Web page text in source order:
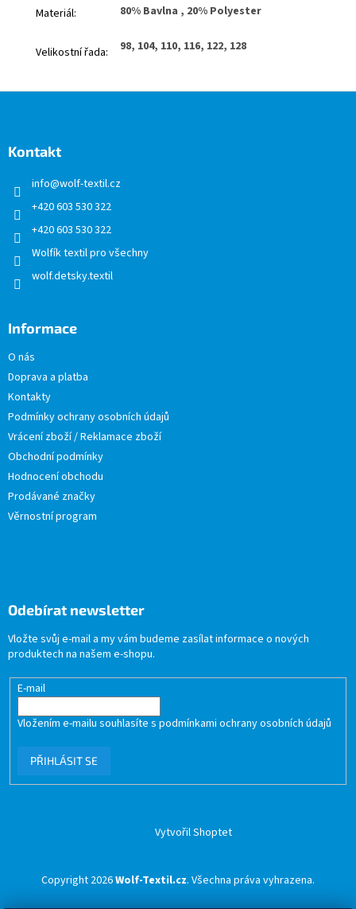
Materiál: 80% Bavlna , 20% Polyester
Velikostní řada: 98, 104, 110, 116, 122, 128
Kontakt
info@wolf-textil.cz
+420 603 530 322
+420 603 530 322
Wolfík textil pro všechny
wolf.detsky.textil
Informace
O nás
Doprava a platba
Kontakty
Podmínky ochrany osobních údajů
Vrácení zboží / Reklamace zboží
Obchodní podmínky
Hodnocení obchodu
Prodávané značky
Věrnostní program
Odebírat newsletter
Vložte svůj e-mail a my vám budeme zasílat informace o nových
produktech na našem e-shopu.
E-mail
Vložením e-mailu souhlasíte s podmínkami ochrany osobních údajů
PŘIHLÁSIT SE
Vytvořil Shoptet
Copyright 2026Wolf-Textil.cz. Všechna práva vyhrazena.